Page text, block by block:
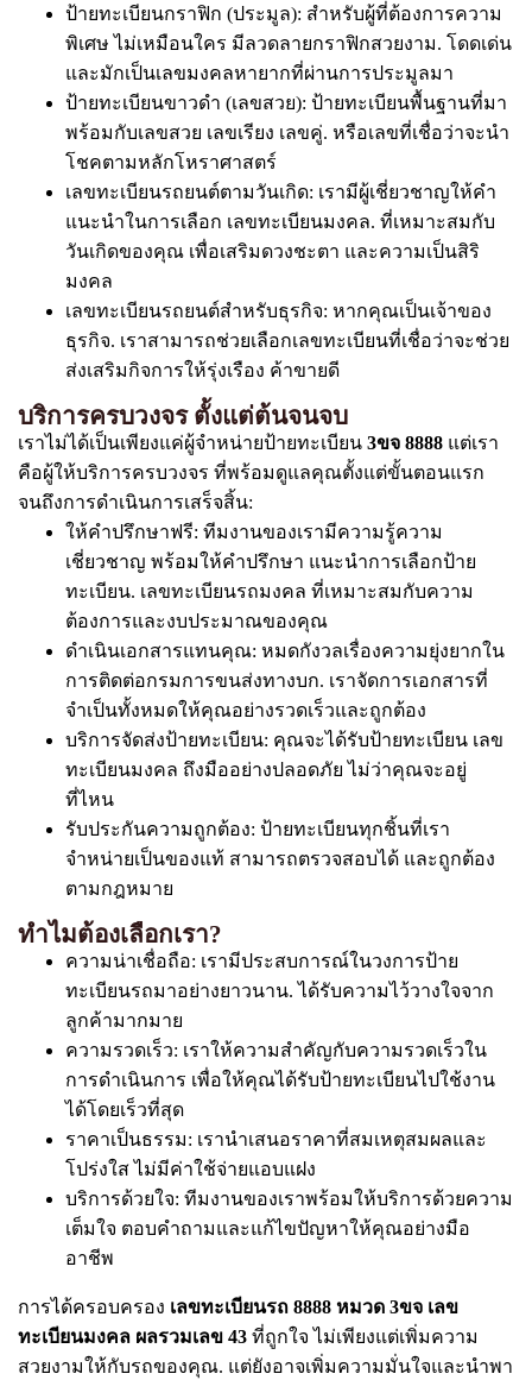
ป้ายทะเบียนกราฟิก (ประมูล): สำหรับผู้ที่ต้องการความ
พิเศษ ไม่เหมือนใคร มีลวดลายกราฟิกสวยงาม. โดดเด่น
และมักเป็นเลขมงคลหายากที่ผ่านการประมูลมา
ป้ายทะเบียนขาวดำ (เลขสวย): ป้ายทะเบียนพื้นฐานที่มา
พร้อมกับเลขสวย เลขเรียง เลขคู่. หรือเลขที่เชื่อว่าจะนำ
โชคตามหลักโหราศาสตร์
เลขทะเบียนรถยนต์ตามวันเกิด: เรามีผู้เชี่ยวชาญให้คำ
แนะนำในการเลือก เลขทะเบียนมงคล. ที่เหมาะสมกับ
วันเกิดของคุณ เพื่อเสริมดวงชะตา และความเป็นสิริ
มงคล
เลขทะเบียนรถยนต์สำหรับธุรกิจ: หากคุณเป็นเจ้าของ
ธุรกิจ. เราสามารถช่วยเลือกเลขทะเบียนที่เชื่อว่าจะช่วย
ส่งเสริมกิจการให้รุ่งเรือง ค้าขายดี
บริการครบวงจร ตั้งแต่ต้นจนจบ
เราไม่ได้เป็นเพียงแค่ผู้จำหน่ายป้ายทะเบียน 3ขจ 8888 แต่เรา
คือผู้ให้บริการครบวงจร ที่พร้อมดูแลคุณตั้งแต่ขั้นตอนแรก
จนถึงการดำเนินการเสร็จสิ้น:
ให้คำปรึกษาฟรี: ทีมงานของเรามีความรู้ความ
เชี่ยวชาญ พร้อมให้คำปรึกษา แนะนำการเลือกป้าย
ทะเบียน. เลขทะเบียนรถมงคล ที่เหมาะสมกับความ
ต้องการและงบประมาณของคุณ
ดำเนินเอกสารแทนคุณ: หมดกังวลเรื่องความยุ่งยากใน
การติดต่อกรมการขนส่งทางบก. เราจัดการเอกสารที่
จำเป็นทั้งหมดให้คุณอย่างรวดเร็วและถูกต้อง
บริการจัดส่งป้ายทะเบียน: คุณจะได้รับป้ายทะเบียน เลข
ทะเบียนมงคล ถึงมืออย่างปลอดภัย ไม่ว่าคุณจะอยู่
ที่ไหน
รับประกันความถูกต้อง: ป้ายทะเบียนทุกชิ้นที่เรา
จำหน่ายเป็นของแท้ สามารถตรวจสอบได้ และถูกต้อง
ตามกฎหมาย
ทำไมต้องเลือกเรา?
ความน่าเชื่อถือ: เรามีประสบการณ์ในวงการป้าย
ทะเบียนรถมาอย่างยาวนาน. ได้รับความไว้วางใจจาก
ลูกค้ามากมาย
ความรวดเร็ว: เราให้ความสำคัญกับความรวดเร็วใน
การดำเนินการ เพื่อให้คุณได้รับป้ายทะเบียนไปใช้งาน
ได้โดยเร็วที่สุด
ราคาเป็นธรรม: เรานำเสนอราคาที่สมเหตุสมผลและ
โปร่งใส ไม่มีค่าใช้จ่ายแอบแฝง
บริการด้วยใจ: ทีมงานของเราพร้อมให้บริการด้วยความ
เต็มใจ ตอบคำถามและแก้ไขปัญหาให้คุณอย่างมือ
อาชีพ
การได้ครอบครอง เลขทะเบียนรถ 8888 หมวด 3ขจ เลข
ทะเบียนมงคล ผลรวมเลข 43 ที่ถูกใจ ไม่เพียงแต่เพิ่มความ
สวยงามให้กับรถของคุณ. แต่ยังอาจเพิ่มความมั่นใจและนำพา